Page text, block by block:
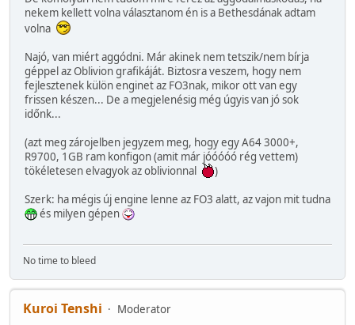
nekem kellett volna választanom én is a Bethesdának adtam
volna
Najó, van miért aggódni. Már akinek nem tetszik/nem bírja
géppel az Oblivion grafikáját. Biztosra veszem, hogy nem
fejlesztenek külön enginet az FO3nak, mikor ott van egy
frissen készen... De a megjelenésig még úgyis van jó sok
időnk...
(azt meg zárojelben jegyzem meg, hogy egy A64 3000+,
R9700, 1GB ram konfigon (amit már jóóóóó rég vettem)
tökéletesen elvagyok az oblivionnal
)
Szerk: ha mégis új engine lenne az FO3 alatt, az vajon mit tudna
és milyen gépen
No time to bleed
Kuroi Tenshi
Moderator